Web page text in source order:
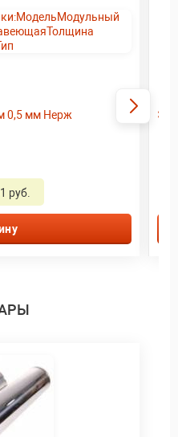
0,5 мм Нерж
руб.